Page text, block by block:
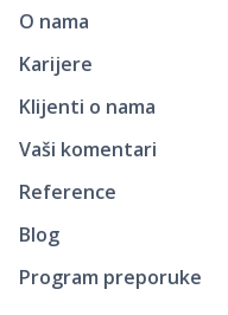
O nama
Karijere
Klijenti o nama
Vaši komentari
Reference
Blog
Program preporuke